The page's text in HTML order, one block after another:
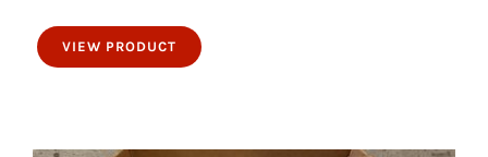
20 piezas de para SHOES
VIEW PRODUCT